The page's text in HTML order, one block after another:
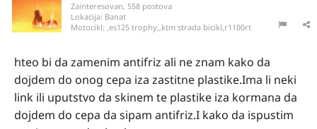
Zainteresovan, 558 postova
Lokacija: Banat
Motocikl: ,es125 trophy,,ktm strada bicikl,r1100rt
hteo bi da zamenim antifriz ali ne znam kako da
dojdem do onog cepa iza zastitne plastike.Ima li neki
link ili uputstvo da skinem te plastike iza kormana da
dojdem do cepa da sipam antifriz.I kako da ispustim